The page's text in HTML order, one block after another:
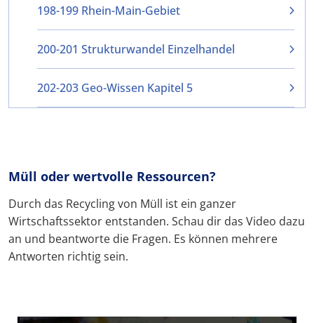
198-199 Rhein-Main-Gebiet
200-201 Strukturwandel Einzelhandel
202-203 Geo-Wissen Kapitel 5
Müll oder wertvolle Ressourcen?
Durch das Recycling von Müll ist ein ganzer
Wirtschaftssektor entstanden. Schau dir das Video dazu
an und beantworte die Fragen. Es können mehrere
Antworten richtig sein.